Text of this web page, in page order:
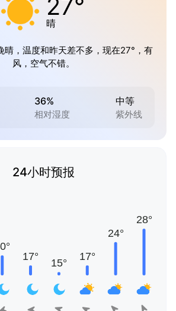
27°
晴
晴，温度和昨天差不多，现在27°，有
风，空气不错。
36%
相对湿度
中等
紫外线
24小时预报